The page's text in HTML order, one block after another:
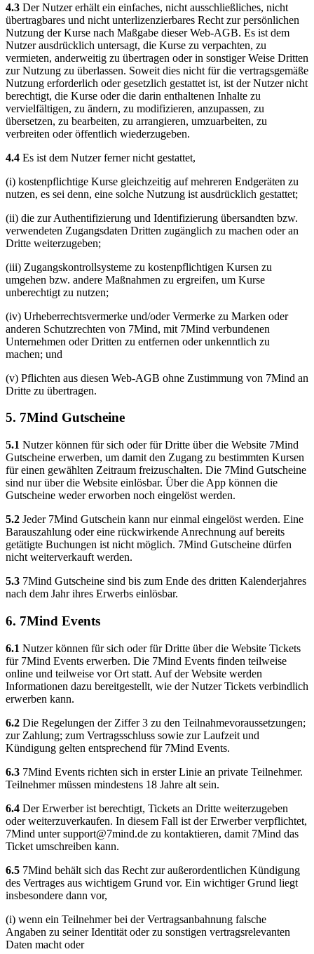
4.3 Der Nutzer erhält ein einfaches, nicht ausschließliches, nicht
übertragbares und nicht unterlizenzierbares Recht zur persönlichen
Nutzung der Kurse nach Maßgabe dieser Web-AGB. Es ist dem
Nutzer ausdrücklich untersagt, die Kurse zu verpachten, zu
vermieten, anderweitig zu übertragen oder in sonstiger Weise Dritten
zur Nutzung zu überlassen. Soweit dies nicht für die vertragsgemäße
Nutzung erforderlich oder gesetzlich gestattet ist, ist der Nutzer nicht
berechtigt, die Kurse oder die darin enthaltenen Inhalte zu
vervielfältigen, zu ändern, zu modifizieren, anzupassen, zu
übersetzen, zu bearbeiten, zu arrangieren, umzuarbeiten, zu
verbreiten oder öffentlich wiederzugeben.
4.4 Es ist dem Nutzer ferner nicht gestattet,
(i) kostenpflichtige Kurse gleichzeitig auf mehreren Endgeräten zu
nutzen, es sei denn, eine solche Nutzung ist ausdrücklich gestattet;
(ii) die zur Authentifizierung und Identifizierung übersandten bzw.
verwendeten Zugangsdaten Dritten zugänglich zu machen oder an
Dritte weiterzugeben;
(iii) Zugangskontrollsysteme zu kostenpflichtigen Kursen zu
umgehen bzw. andere Maßnahmen zu ergreifen, um Kurse
unberechtigt zu nutzen;
(iv) Urheberrechtsvermerke und/oder Vermerke zu Marken oder
anderen Schutzrechten von 7Mind, mit 7Mind verbundenen
Unternehmen oder Dritten zu entfernen oder unkenntlich zu
machen; und
(v) Pflichten aus diesen Web-AGB ohne Zustimmung von 7Mind an
Dritte zu übertragen.
5. 7Mind Gutscheine
5.1 Nutzer können für sich oder für Dritte über die Website 7Mind
Gutscheine erwerben, um damit den Zugang zu bestimmten Kursen
für einen gewählten Zeitraum freizuschalten. Die 7Mind Gutscheine
sind nur über die Website einlösbar. Über die App können die
Gutscheine weder erworben noch eingelöst werden.
5.2 Jeder 7Mind Gutschein kann nur einmal eingelöst werden. Eine
Barauszahlung oder eine rückwirkende Anrechnung auf bereits
getätigte Buchungen ist nicht möglich. 7Mind Gutscheine dürfen
nicht weiterverkauft werden.
5.3 7Mind Gutscheine sind bis zum Ende des dritten Kalenderjahres
nach dem Jahr ihres Erwerbs einlösbar.
6. 7Mind Events
6.1 Nutzer können für sich oder für Dritte über die Website Tickets
für 7Mind Events erwerben. Die 7Mind Events finden teilweise
online und teilweise vor Ort statt. Auf der Website werden
Informationen dazu bereitgestellt, wie der Nutzer Tickets verbindlich
erwerben kann.
6.2 Die Regelungen der Ziffer 3 zu den Teilnahmevoraussetzungen;
zur Zahlung; zum Vertragsschluss sowie zur Laufzeit und
Kündigung gelten entsprechend für 7Mind Events.
6.3 7Mind Events richten sich in erster Linie an private Teilnehmer.
Teilnehmer müssen mindestens 18 Jahre alt sein.
6.4 Der Erwerber ist berechtigt, Tickets an Dritte weiterzugeben
oder weiterzuverkaufen. In diesem Fall ist der Erwerber verpflichtet,
7Mind untersupport@7mind.de zu kontaktieren, damit 7Mind das
Ticket umschreiben kann.
6.5 7Mind behält sich das Recht zur außerordentlichen Kündigung
des Vertrages aus wichtigem Grund vor. Ein wichtiger Grund liegt
insbesondere dann vor,
(i) wenn ein Teilnehmer bei der Vertragsanbahnung falsche
Angaben zu seiner Identität oder zu sonstigen vertragsrelevanten
Daten macht oder